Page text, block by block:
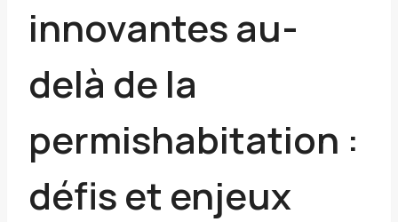
innovantes au-
delà de la
permishabitation :
défis et enjeux